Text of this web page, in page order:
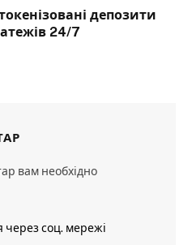
депозити
24/7
вам необхідно
через соц. мережі